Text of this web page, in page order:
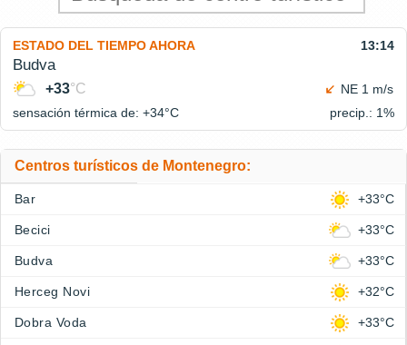
ESTADO DEL TIEMPO AHORA 13:14
Budva
+33°C
NE 1 m/s
sensación térmica de: +34°C precip.: 1%
Centros turísticos de Montenegro:
Bar +33°C
Becici +33°C
Budva +33°C
Herceg Novi +32°C
Dobra Voda +33°C